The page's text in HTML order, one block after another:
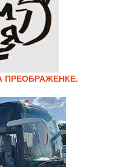
ПРЕОБРАЖЕНКЕ.